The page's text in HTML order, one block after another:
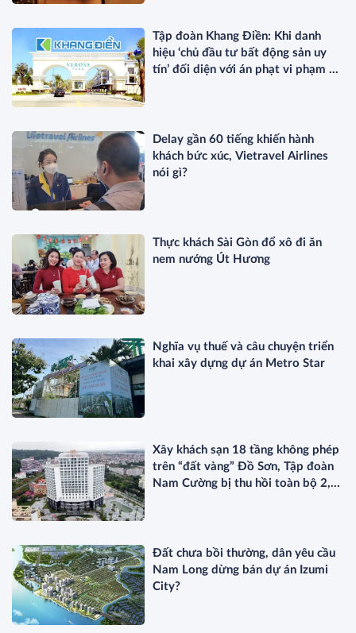
Tập đoàn Khang Điền: Khi danh
hiệu ‘chủ đầu tư bất động sản uy
tín’ đối diện với án phạt vi phạm về
Delay gần 60 tiếng khiến hành
khách bức xúc, Vietravel Airlines
nói gì?
Thực khách Sài Gòn đổ xô đi ăn
nem nướng Út Hương
Nghĩa vụ thuế và câu chuyện triển
khai xây dựng dự án Metro Star
Xây khách sạn 18 tầng không phép
trên “đất vàng” Đồ Sơn, Tập đoàn
Nam Cường bị thu hồi toàn bộ 2,5
Đất chưa bồi thường, dân yêu cầu
Nam Long dừng bán dự án Izumi
City?